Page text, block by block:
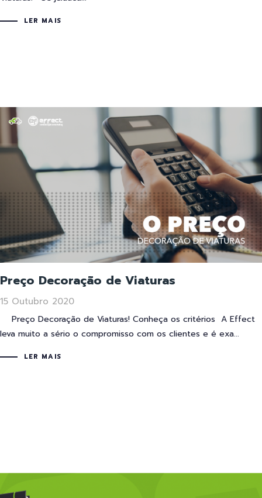
LER MAIS
Preço Decoração de Viaturas
15 Outubro 2020
Preço Decoração de Viaturas! Conheça os critérios A Effect
leva muito a sério o compromisso com os clientes e é exa...
LER MAIS